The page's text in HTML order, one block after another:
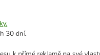
30 dní.